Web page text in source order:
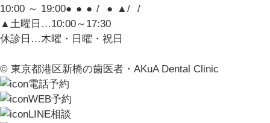
10:00 ～ 19:00● ● ● / ● ▲/
/
▲土曜日…10:00～17:30
休診日…木曜・日曜・祝日
© 東京都港区新橋の歯医者・AKuA Dental Clinic
電話予約
WEB予約
LINE相談